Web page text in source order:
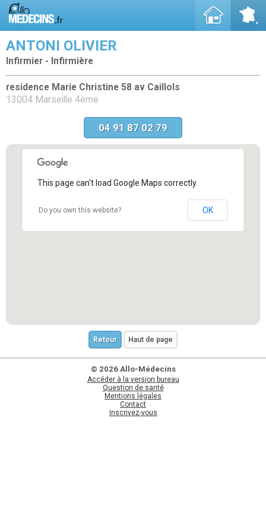
ANTONI OLIVIER
Infirmier - Infirmière
residence Marie Christine 58 av Caillols
13004 Marseille 4ème
04 91 87 02 79
This page can't load Google Maps correctly.
Do you own this website? OK
Retour Haut de page
© 2026 Allo-Médecins
Accéder à la version bureau
Question de santé
Mentions légales
Contact
Inscrivez-vous